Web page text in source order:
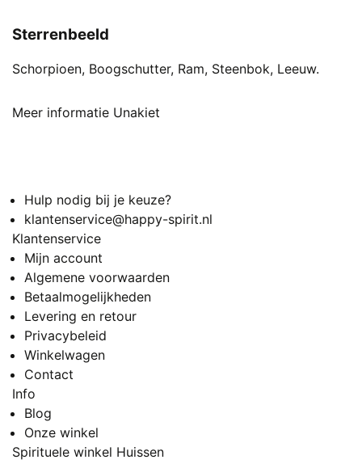
Sterrenbeeld
Schorpioen, Boogschutter, Ram, Steenbok, Leeuw.
Meer informatie Unakiet
Hulp nodig bij je keuze?
klantenservice@happy-spirit.nl
Klantenservice
Mijn account
Algemene voorwaarden
Betaalmogelijkheden
Levering en retour
Privacybeleid
Winkelwagen
Contact
Info
Blog
Onze winkel
Spirituele winkel Huissen